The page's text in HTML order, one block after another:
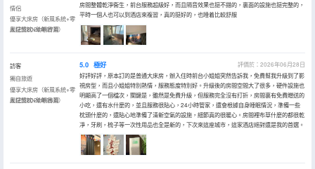
情侶
優享大床房（新風系統+零
壓記憶枕+助眠香薰）
入住於2026年07月
房間整體乾淨衞生，前台服務超級好，而且隔音效果也挺不錯的，裏面的設施也挺完整的，
平時一個人也可以到酒店來複習，真的挺好的，也睡着比較舒服
訪客
獨自旅遊
優享大床房（新風系統+零
壓記憶枕+助眠香薰）
入住於2026年06月
5.0 極好
評價於：2026年06月28日
好評好評，原本訂的是普通大床房，辦入住時前台小姐姐突然告訴我，免費幫我升級到了影
視房型，而且小姐姐特別熱情，服務態度特別好。升級後的房間空間大了很多，硬件設施也
明顯高了一個檔次，關鍵是，雖然是免費升級，但服務完全沒有打折，房間裏有免費贈送的
小吃，還有水什麼的，並且服務很貼心，24小時管家，還會根據自身睡眠情況，準備一些
枕頭什麼的，還貼心地準備了清新空氣的設施，細節真的很暖心。房間裡布草什麼的都很乾
凈，牙刷，梳子等一次性用品也全是新的，下次來這座城市，這家酒店絕對還是我的首選。